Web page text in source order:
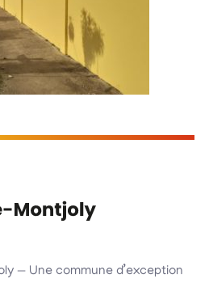
— Une commune d’exception